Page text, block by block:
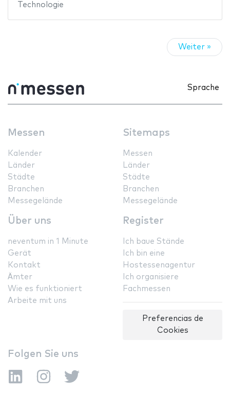
Technologie
Weiter »
Sprache
Messen
Kalender
Länder
Städte
Branchen
Messegelände
Sitemaps
Messen
Länder
Städte
Branchen
Messegelände
Über uns
neventum in 1 Minute
Gerät
Kontakt
Ämter
Wie es funktioniert
Arbeite mit uns
Register
Ich baue Stände
Ich bin eine
Hostessenagentur
Ich organisiere
Fachmessen
Preferencias de
Cookies
Folgen Sie uns